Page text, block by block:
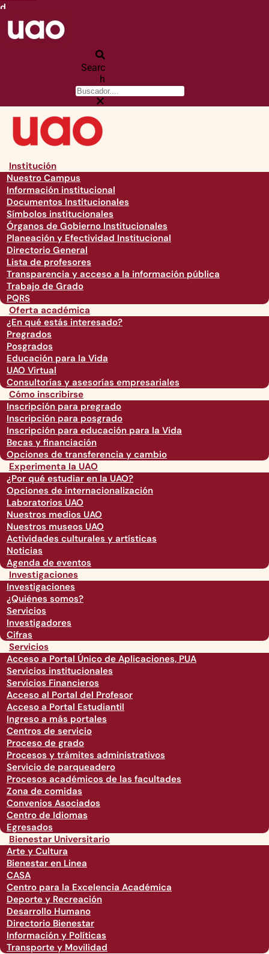
d
Searc
h
Institución
Nuestro Campus
Información institucional
Documentos Institucionales
Símbolos institucionales
Órganos de Gobierno Institucionales
Planeación y Efectividad Institucional
Directorio General
Lista de profesores
Transparencia y acceso a la información pública
Trabajo de Grado
PQRS
Oferta académica
¿En qué estás interesado?
Pregrados
Posgrados
Educación para la Vida
UAO Virtual
Consultorías y asesorías empresariales
Cómo inscribirse
Inscripción para pregrado
Inscripción para posgrado
Inscripción para educación para la Vida
Becas y financiación
Opciones de transferencia y cambio
Experimenta la UAO
¿Por qué estudiar en la UAO?
Opciones de internacionalización
Laboratorios UAO
Nuestros medios UAO
Nuestros museos UAO
Actividades culturales y artísticas
Noticias
Agenda de eventos
Investigaciones
Investigaciones
¿Quiénes somos?
Servicios
Investigadores
Cifras
Servicios
Acceso a Portal Único de Aplicaciones, PUA
Servicios institucionales
Servicios Financieros
Acceso al Portal del Profesor
Acceso a Portal Estudiantil
Ingreso a más portales
Centros de servicio
Proceso de grado
Procesos y trámites administrativos
Servicio de parqueadero
Procesos académicos de las facultades
Zona de comidas
Convenios Asociados
Centro de Idiomas
Egresados
Bienestar Universitario
Arte y Cultura
Bienestar en Linea
CASA
Centro para la Excelencia Académica
Deporte y Recreación
Desarrollo Humano
Directorio Bienestar
Información y Políticas
Transporte y Movilidad